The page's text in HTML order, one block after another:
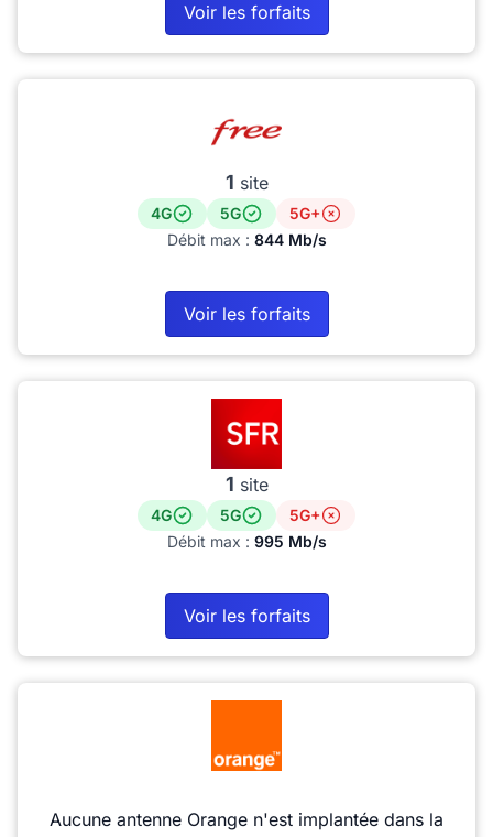
Voir les forfaits
1 site
4G 5G
5G+
Débit max : 844 Mb/s
Voir les forfaits
1 site
4G 5G
5G+
Débit max : 995 Mb/s
Voir les forfaits
Aucune antenne Orange n'est implantée dans la